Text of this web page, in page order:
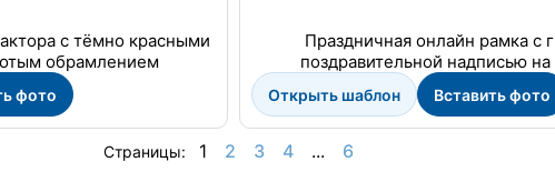
с тёмно красными
обрамлением
фото
Праздничная онлайн рамка с
поздравительной надписью
Открыть шаблон Вставить фото
Страницы: 1 2 3 4 ... 6